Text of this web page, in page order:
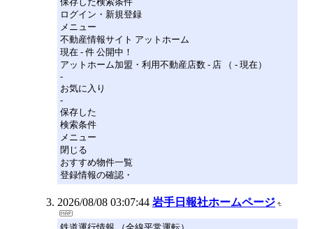
ログイン・新規登録
メニュー
不動産情報サイト アットホーム
現在 - 件 公開中！
アットホーム加盟・利用不動産店数 - 店 （ - 現在）
-
お気に入り
-
保存した
検索条件
メニュー
閉じる
おすすめ物件一覧
登録情報の確認・
2026/08/08 03:07:44 岩手日報社ホームページ